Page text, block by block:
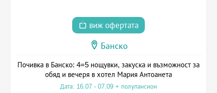
виж офертата
Банско
Почивка в Банско: 4=5 нощувки, закуска и възможност за
обяд и вечеря в хотел Мария Антоанета
Дата: 16.07 - 07.09 + полупансион